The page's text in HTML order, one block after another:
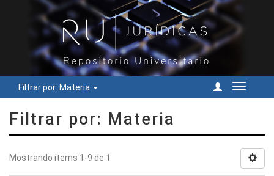
Filtrar por: Materia
Cambiar
Filtrar por: Materia
Mostrando ítems 1-9 de 1